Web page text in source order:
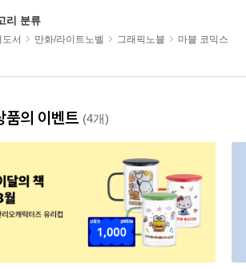
리 분류
도서 만화/라이트노벨 그래픽노블 마블 코믹스
품의 이벤트 (4개)